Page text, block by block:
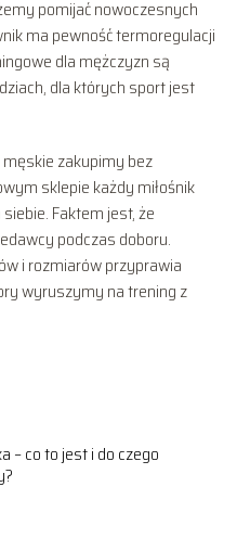
pomijać nowoczesnych
ma pewność termoregulacji
dla mężczyzn są
dla których sport jest
zakupimy bez
sklepie każdy miłośnik
Faktem jest, że
podczas doboru.
i rozmiarów przyprawia
wyruszymy na trening z
– co to jest i do czego